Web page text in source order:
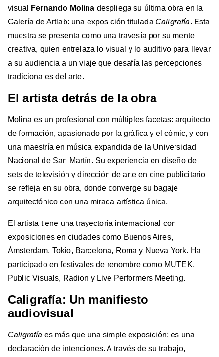
visual
Fernando Molina despliega su última obra en la
Galería de Artlab: una exposición titulada Caligrafía. Esta
muestra se presenta como una travesía por su mente
creativa, quien entrelaza lo visual y lo auditivo para llevar
a su audiencia a un viaje que desafía las percepciones
tradicionales del arte.
El artista detrás de la obra
Molina es un profesional con múltiples facetas: arquitecto
de formación, apasionado por la gráfica y el cómic, y con
una maestría en música expandida de la Universidad
Nacional de San Martín. Su experiencia en diseño de
sets de televisión y dirección de arte en cine publicitario
se refleja en su obra, donde converge su bagaje
arquitectónico con una mirada artística única.
El artista tiene una trayectoria internacional con
exposiciones en ciudades como Buenos Aires,
Ámsterdam, Tokio, Barcelona, Roma y Nueva York. Ha
participado en festivales de renombre como MUTEK,
Public Visuals, Radion y Live Performers Meeting.
Caligrafía: Un manifiesto
audiovisual
Caligrafía es más que una simple exposición; es una
declaración de intenciones. A través de su trabajo,